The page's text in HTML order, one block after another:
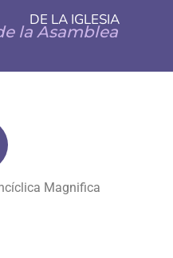
DE LA IGLESIA
la Asamblea
Magnifica